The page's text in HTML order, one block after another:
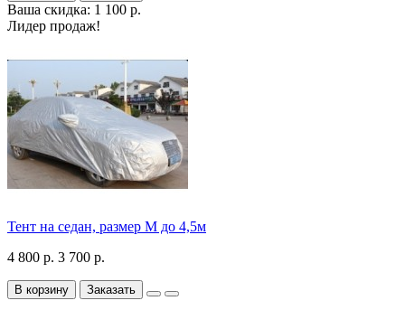
Ваша скидка: 1 100 р.
Лидер продаж!
Тент на седан, размер М до 4,5м
4 800 р. 3 700 р.
В корзину Заказать